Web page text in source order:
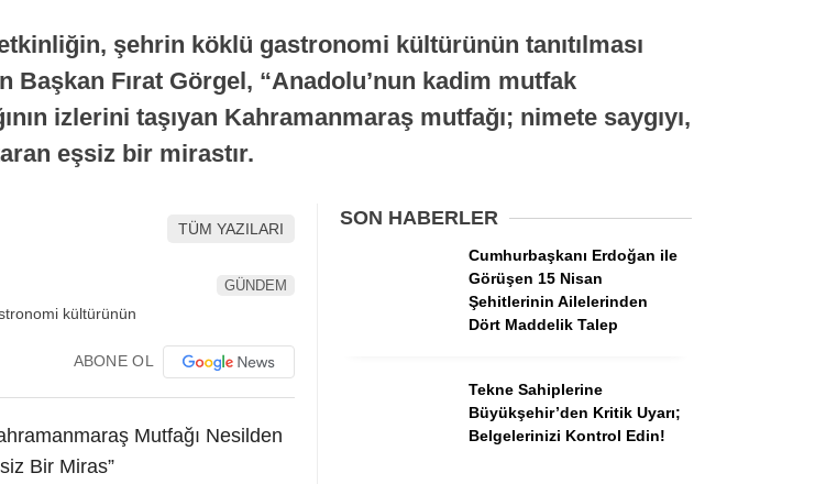
GÜNDEM
3. SAYFA
SPOR
EĞİTİM
KÜLTÜR SANAT
şehrin köklü gastronomi kültürünün tanıtılması
Başkan Fırat Görgel, “Anadolu’nun kadim mutfak
izlerini taşıyan Kahramanmaraş mutfağı; nimete saygıyı,
eşsiz bir mirastır.
TÜM YAZILARI
GÜNDEM
ABONE OL
Mutfağı Nesilden
Bir Miras”
SON HABERLER
Cumhurbaşkanı Erdoğan ile
Görüşen 15 Nisan
Şehitlerinin Ailelerinden
Dört Maddelik Talep
Tekne Sahiplerine
Büyükşehir’den Kritik Uyarı;
Belgelerinizi Kontrol Edin!